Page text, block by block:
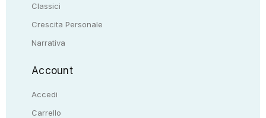
Classici
Crescita Personale
Narrativa
Account
Accedi
Carrello